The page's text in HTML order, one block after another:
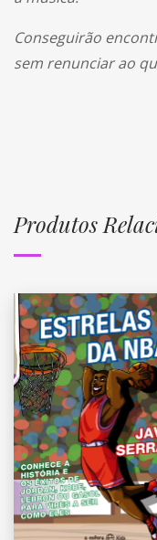
Conseguirão
sem renunciar ao
Produtos